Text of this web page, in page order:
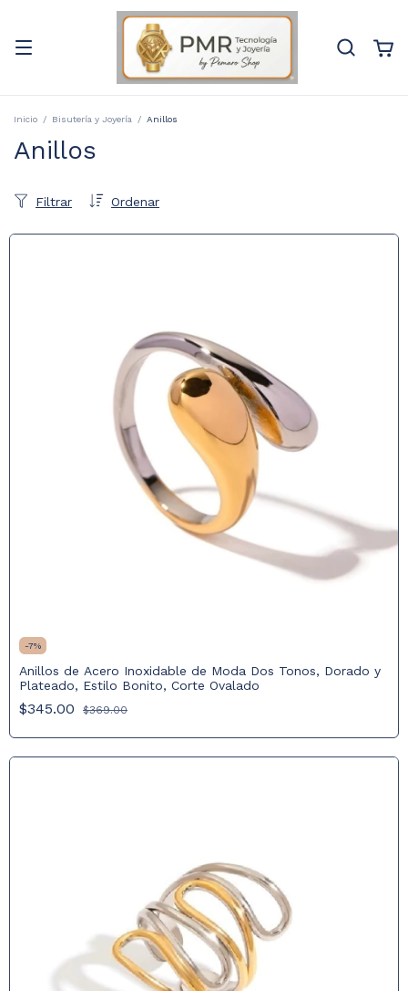
Inicio / Bisutería y Joyería / Anillos
Anillos
Ordenar
Filtrar
-7%
Anillos de Acero Inoxidable de Moda Dos Tonos, Dorado y
Plateado, Estilo Bonito, Corte Ovalado
$345.00 $369.00